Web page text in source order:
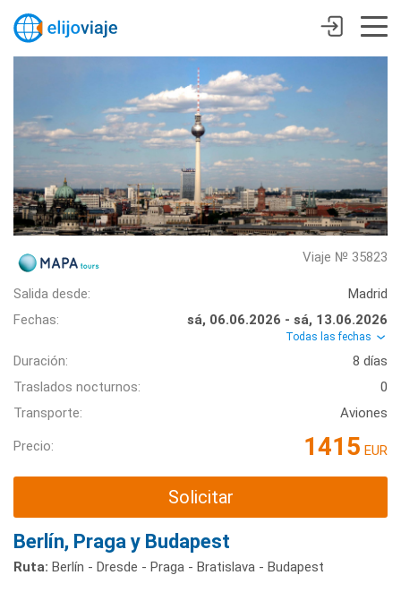
Viaje № 35823
Salida desde:
Madrid
Fechas:
sá, 06.06.2026 - sá, 13.06.2026
Todas las fechas
Duración:
8 días
Traslados nocturnos:
0
Transporte:
Aviones
Precio: 1415 EUR
Solicitar
Berlín, Praga y Budapest
Ruta: Berlín - Dresde - Praga - Bratislava - Budapest